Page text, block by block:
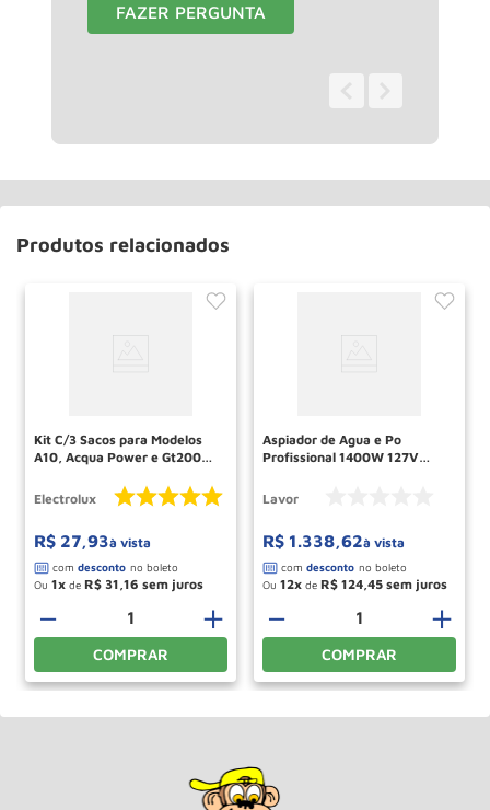
FAZER PERGUNTA
Produtos relacionados
Kit C/3 Sacos para Modelos
A10, Acqua Power e Gt2000
Electrolux
R$ 27,93à vista
Ou 1 de R$ 31,16
＋
－
COMPRAR
Aspiador de Agua e Po
Profissional 1400W 127V
Lavor
R$ 1.338,62à vista
Ou 12 de R$ 124,45
＋
－
COMPRAR